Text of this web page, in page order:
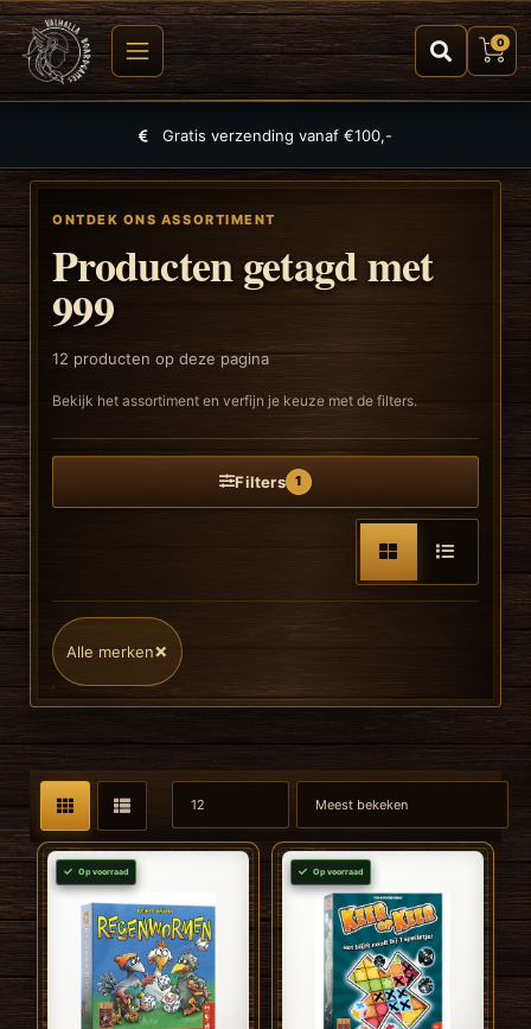
0
Grootste selectie aan spellen, puzzels en TCGs
ONTDEK ONS ASSORTIMENT
Producten getagd met
999
12 producten op deze pagina
Bekijk het assortiment en verfijn je keuze met de filters.
Filters 1
Alle merken×
Op voorraad Op voorraad